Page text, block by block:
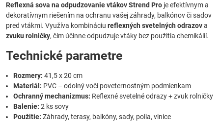
Reflexná sova na odpudzovanie vtákov Strend Pro je efektívnym a
dekoratívnym riešením na ochranu vašej záhrady, balkónov či sadov
pred vtákmi. Využíva kombináciu reflexných svetelných odrazova
zvuku rolničky, čím účinne odpudzuje vtáky bez použitia chemikálií.
Technické parametre
Rozmery: 41,5 x 20 cm
Materiál: PVC – odolný voči poveternostným podmienkam
Ochranný mechanizmus: Reflexné svetelné odrazy + zvuk rolničky
Balenie: 2 ks sovy
Použitie: Záhrady, terasy, balkóny, sady, polia, vinice